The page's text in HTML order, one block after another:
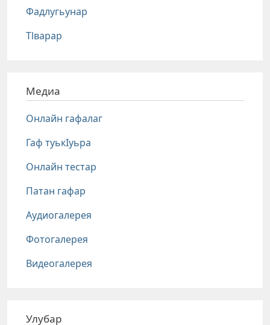
Фадлугьунар
Тlварар
Медиа
Онлайн гафалаг
Гаф туькIуьра
Онлайн тестар
Патан гафар
Аудиогалерея
Фотогалерея
Видеогалерея
Улубар